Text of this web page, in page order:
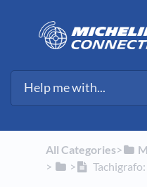
All Categories​>​
> ​
​>​